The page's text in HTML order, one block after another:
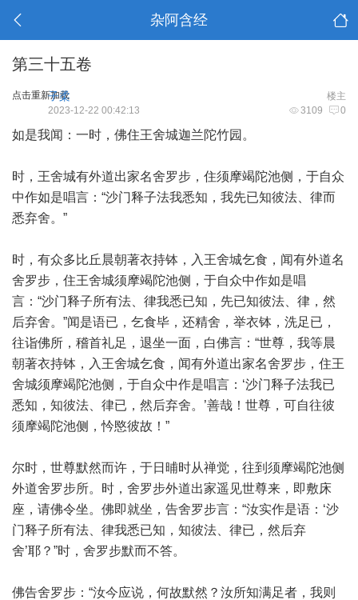
杂阿含经
第三十五卷
点击重新加载 楼主
子柔
3109 0
2023-12-22 00:42:13
如是我闻：一时，佛住王舍城迦兰陀竹园。
时，王舍城有外道出家名舍罗步，住须摩竭陀池侧，于自众
中作如是唱言：“沙门释子法我悉知，我先已知彼法、律而
悉弃舍。”
时，有众多比丘晨朝著衣持钵，入王舍城乞食，闻有外道名
舍罗步，住王舍城须摩竭陀池侧，于自众中作如是唱
言：“沙门释子所有法、律我悉已知，先已知彼法、律，然
后弃舍。”闻是语已，乞食毕，还精舍，举衣钵，洗足已，
往诣佛所，稽首礼足，退坐一面，白佛言：“世尊，我等晨
朝著衣持钵，入王舍城乞食，闻有外道出家名舍罗步，住王
舍城须摩竭陀池侧，于自众中作是唱言：‘沙门释子法我已
悉知，知彼法、律已，然后弃舍。’善哉！世尊，可自往彼
须摩竭陀池侧，忴愍彼故！”
尔时，世尊默然而许，于日晡时从禅觉，往到须摩竭陀池侧
外道舍罗步所。时，舍罗步外道出家遥见世尊来，即敷床
座，请佛令坐。佛即就坐，告舍罗步言：“汝实作是语：‘沙
门释子所有法、律我悉已知，知彼法、律已，然后弃
舍’耶？”时，舍罗步默而不答。
佛告舍罗步：“汝今应说，何故默然？汝所知满足者，我则